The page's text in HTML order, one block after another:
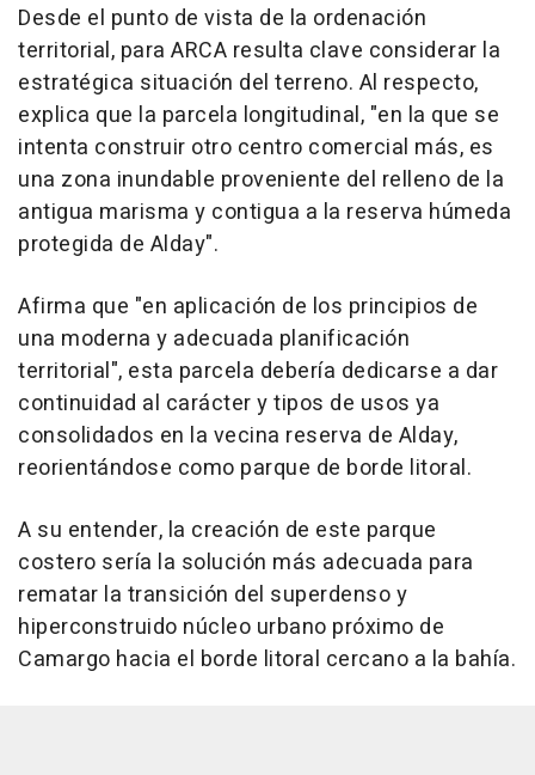
Desde el punto de vista de la ordenación
territorial, para ARCA resulta clave considerar la
estratégica situación del terreno. Al respecto,
explica que la parcela longitudinal, "en la que se
intenta construir otro centro comercial más, es
una zona inundable proveniente del relleno de la
antigua marisma y contigua a la reserva húmeda
protegida de Alday".
Afirma que "en aplicación de los principios de
una moderna y adecuada planificación
territorial", esta parcela debería dedicarse a dar
continuidad al carácter y tipos de usos ya
consolidados en la vecina reserva de Alday,
reorientándose como parque de borde litoral.
A su entender, la creación de este parque
costero sería la solución más adecuada para
rematar la transición del superdenso y
hiperconstruido núcleo urbano próximo de
Camargo hacia el borde litoral cercano a la bahía.